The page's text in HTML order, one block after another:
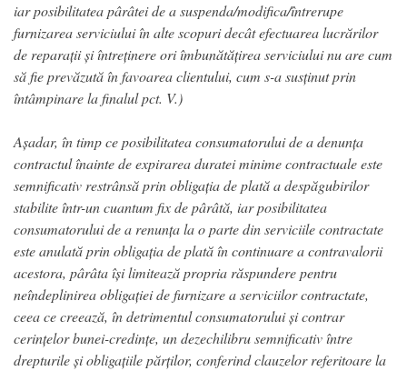
iar posibilitatea pârâtei de a suspenda/modifica/întrerupe
furnizarea serviciului în alte scopuri decât efectuarea lucrărilor
de reparații și întreținere ori îmbunătățirea serviciului nu are cum
să fie prevăzută în favoarea clientului, cum s-a susținut prin
întâmpinare la finalul pct. V.)
Așadar, în timp ce posibilitatea consumatorului de a denunța
contractul înainte de expirarea duratei minime contractuale este
semnificativ restrânsă prin obligația de plată a despăgubirilor
stabilite într-un cuantum fix de pârâtă, iar posibilitatea
consumatorului de a renunța la o parte din serviciile contractate
este anulată prin obligația de plată în continuare a contravalorii
acestora, pârâta își limitează propria răspundere pentru
neîndeplinirea obligației de furnizare a serviciilor contractate,
ceea ce creează, în detrimentul consumatorului și contrar
cerințelor bunei-credințe, un dezechilibru semnificativ între
drepturile și obligațiile părților, conferind clauzelor referitoare la